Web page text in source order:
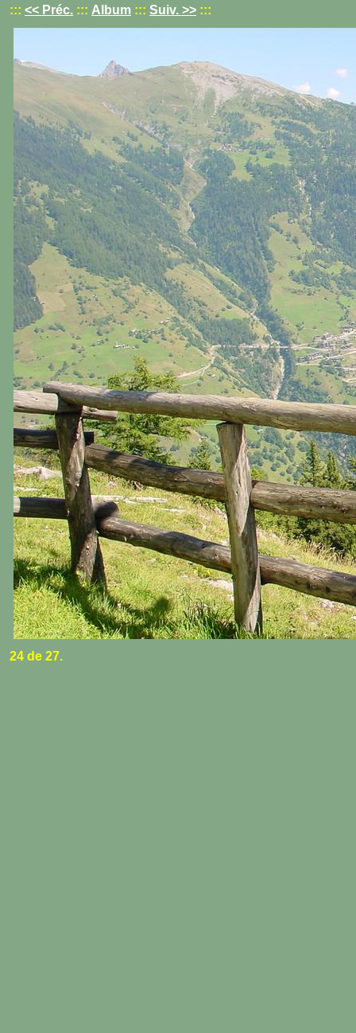
::: << Préc. ::: Album ::: Suiv. >> :::
24 de 27.